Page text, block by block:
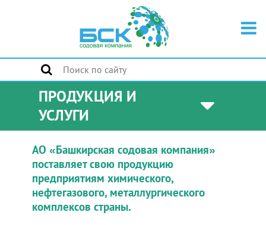
ПРОДУКЦИЯ И
УСЛУГИ
АО «Башкирская содовая компания»
поставляет свою продукцию
предприятиям химического,
нефтегазового, металлургического
комплексов страны.